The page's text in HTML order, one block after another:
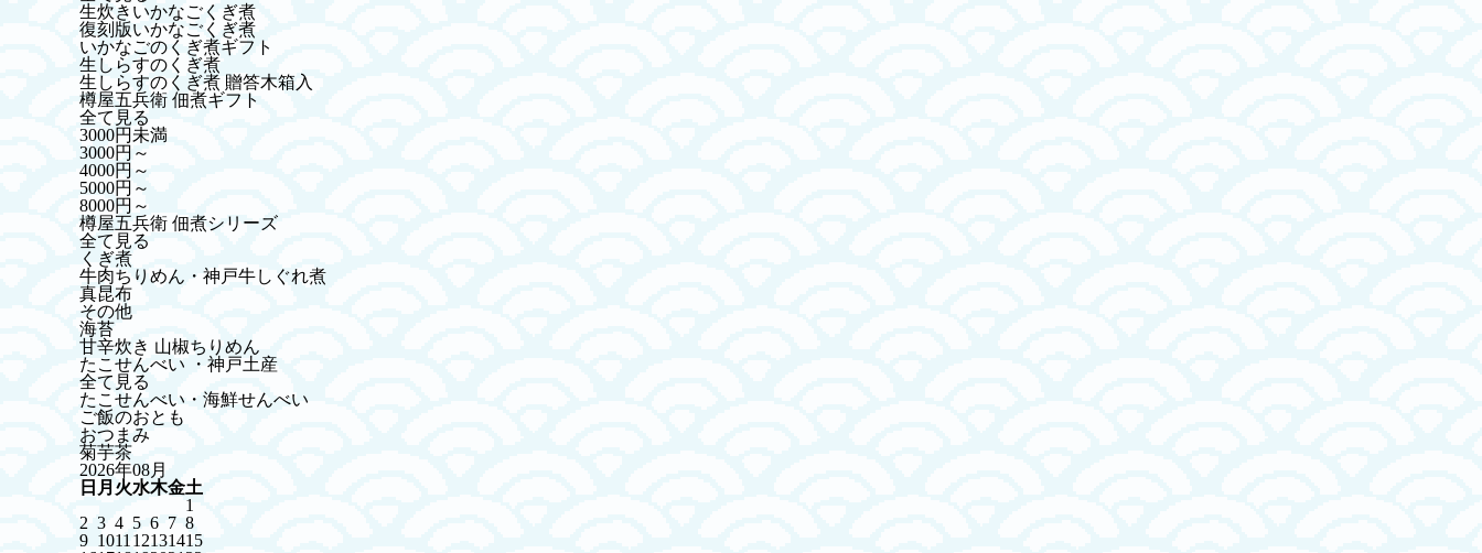
生炊きいかなごくぎ煮
復刻版いかなごくぎ煮
いかなごのくぎ煮ギフト
生しらすのくぎ煮
生しらすのくぎ煮 贈答木箱入
樽屋五兵衛 佃煮ギフト
全て見る
3000円未満
3000円～
4000円～
5000円～
8000円～
樽屋五兵衛 佃煮シリーズ
全て見る
くぎ煮
牛肉ちりめん・神戸牛しぐれ煮
真昆布
その他
海苔
甘辛炊き 山椒ちりめん
たこせんべい ・神戸土産
全て見る
たこせんべい・海鮮せんべい
ご飯のおとも
おつまみ
菊芋茶
2026年08月
日 月 火水木金土
1
2 3 4 5 6 7 8
9 1011 12131415